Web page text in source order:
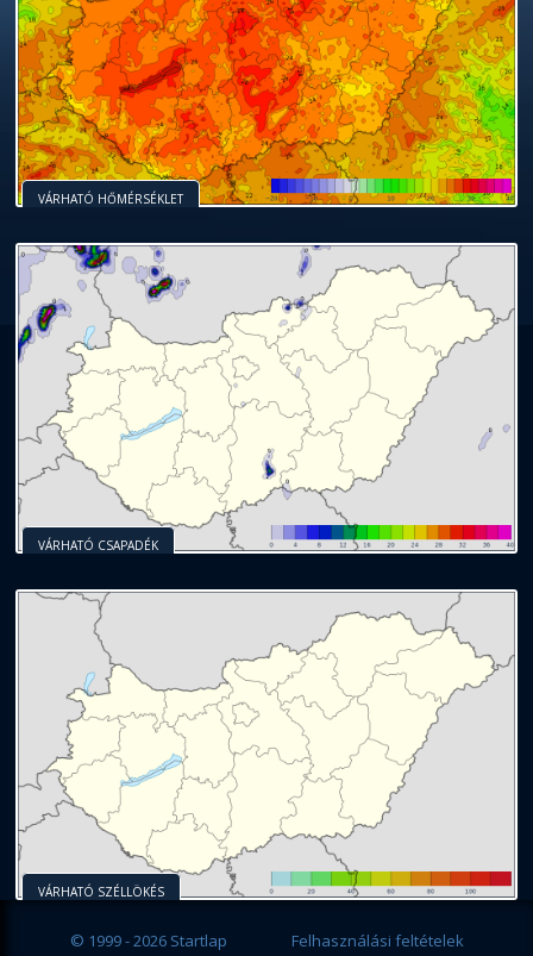
VÁRHATÓ HŐMÉRSÉKLET
VÁRHATÓ CSAPADÉK
VÁRHATÓ SZÉLLÖKÉS
© 1999 - 2026 Startlap Felhasználási feltételek